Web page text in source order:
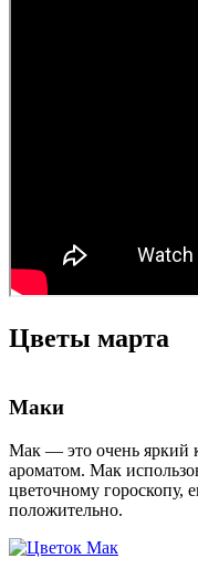
Цветы марта
Маки
Мак — это очень яркий
ароматом. Мак
цветочному гороскопу,
положительно.